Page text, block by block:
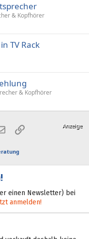
& Kopfhörer
TV Rack
& Kopfhörer
E-MailLink
einen Newsletter) bei
anmelden!